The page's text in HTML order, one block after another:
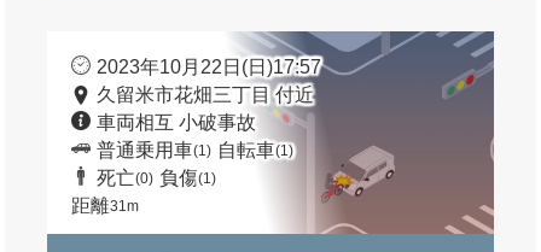
2023年10月22日(日)17:57
久留米市花畑三丁目 付近
車両相互 小破事故
普通乗用車(1) 自転車(1)
死亡(0) 負傷(1)
距離31m